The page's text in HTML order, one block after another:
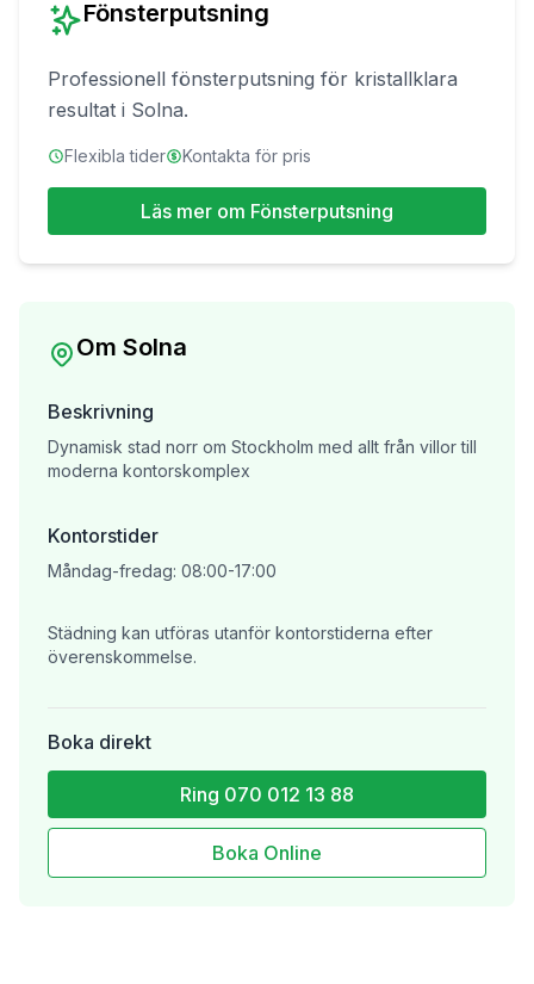
Fönsterputsning
Professionell fönsterputsning för kristallklara
resultat i Solna.
Flexibla tider Kontakta för pris
Läs mer om Fönsterputsning
Om Solna
Beskrivning
Dynamisk stad norr om Stockholm med allt från villor till
moderna kontorskomplex
Kontorstider
Måndag-fredag: 08:00-17:00
Städning kan utföras utanför kontorstiderna efter
överenskommelse.
Boka direkt
Ring 070 012 13 88
Boka Online